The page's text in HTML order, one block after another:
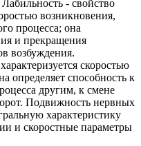
- свойство
возникновения,
процесса; она
и прекращения
возбуждения.
скоростью
определяет способность к
другим, к смене
Подвижность нервных
характеристику
и скоростные параметры